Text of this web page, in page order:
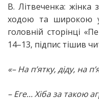
В. Літвеченка:
ходою та широкою
головній сторінці
14–13, підпис тішив
«– На п’ятку, діду, на
– Еге… Хіба за такою